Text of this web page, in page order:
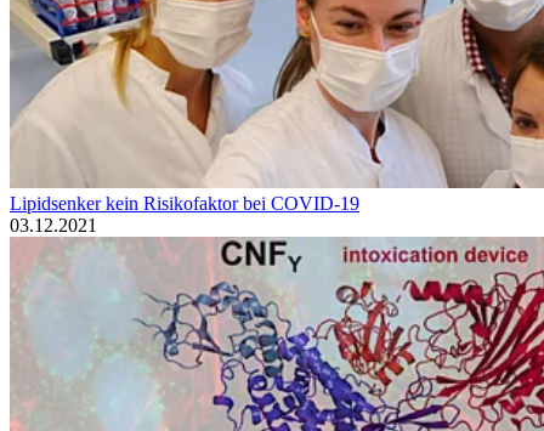
Lipidsenker kein Risikofaktor bei COVID-19
03.12.2021